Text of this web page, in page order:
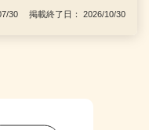
30 掲載終了日： 2026/10/30